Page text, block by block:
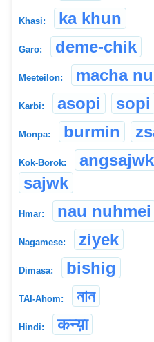
Khasi: ka khun
Garo: deme-chik
Meeteilon: macha
Karbi: asopi sopi
Monpa: burmin
Kok-Borok: angsajwk
sajwk
Hmar: nau nuhmei
Nagamese: ziyek
Dimasa: bishig
TAI-Ahom: নান
Hindi: कन्य़ा